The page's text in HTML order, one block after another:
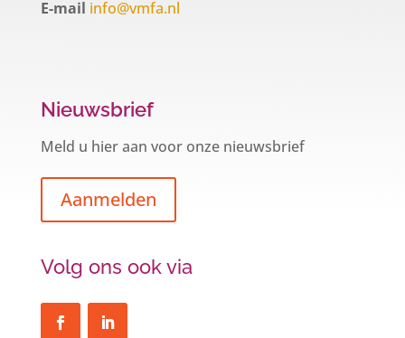
E-mail info@vmfa.nl
Nieuwsbrief
Meld u hier aan voor onze nieuwsbrief
Aanmelden
Volg ons ook via
Een hypotheek na uw 57e? Er zijn
zeker mogelijkheden